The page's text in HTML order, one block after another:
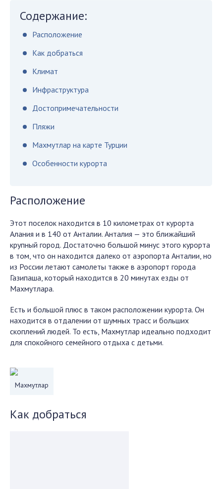
Содержание:
Расположение
Как добраться
Климат
Инфраструктура
Достопримечательности
Пляжи
Махмутлар на карте Турции
Особенности курорта
Расположение
Этот поселок находится в 10 километрах от курорта
Алания и в 140 от Анталии. Анталия — это ближайший
крупный город. Достаточно большой минус этого курорта
в том, что он находится далеко от аэропорта Анталии, но
из России летают самолеты также в аэропорт города
Газипаша, который находится в 20 минутах езды от
Махмутлара.
Есть и большой плюс в таком расположении курорта. Он
находится в отдалении от шумных трасс и больших
скоплений людей. То есть, Махмутлар идеально подходит
для спокойного семейного отдыха с детьми.
Махмутлар
Как добраться